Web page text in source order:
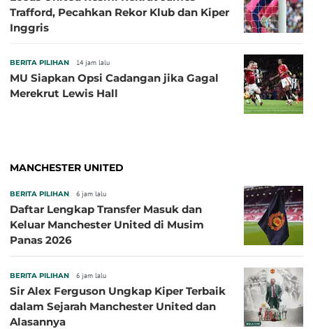
Trafford, Pecahkan Rekor Klub dan Kiper
Inggris
BERITA PILIHAN 14 jam lalu
MU Siapkan Opsi Cadangan jika Gagal
Merekrut Lewis Hall
MANCHESTER UNITED
BERITA PILIHAN 6 jam lalu
Daftar Lengkap Transfer Masuk dan
Keluar Manchester United di Musim
Panas 2026
BERITA PILIHAN 6 jam lalu
Sir Alex Ferguson Ungkap Kiper Terbaik
dalam Sejarah Manchester United dan
Alasannya